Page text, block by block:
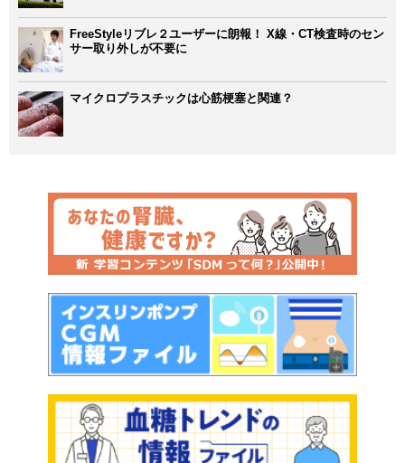
FreeStyleリブレ２ユーザーに朗報！ X線・CT検査時のセン
サー取り外しが不要に
マイクロプラスチックは心筋梗塞と関連？